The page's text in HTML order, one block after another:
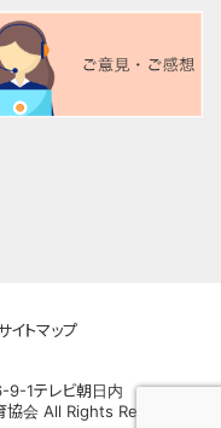
イトマップ
1テレビ朝日内
会 All Rights Reserved